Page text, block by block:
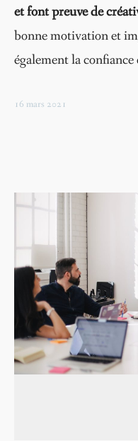
et font preuve de
bonne motivation et
également la confiance
16 mars 2021